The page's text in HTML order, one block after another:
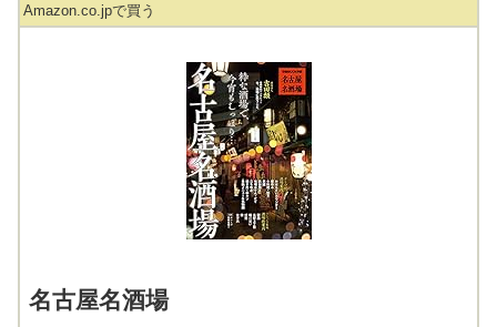
Amazon.co.jpで買う
名古屋名酒場